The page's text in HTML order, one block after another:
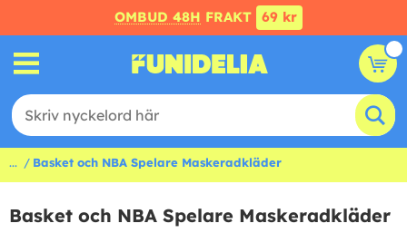
OMBUD 48H FRAKT 69 kr
... Basket och NBA Spelare Maskeradkläder
Basket och NBA Spelare Maskeradkläder